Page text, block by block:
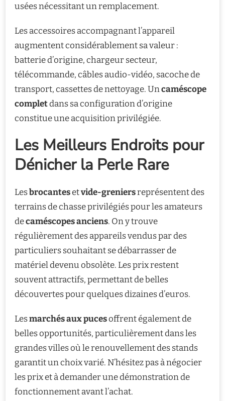
usées nécessitant un remplacement.
Les accessoires accompagnant l’appareil
augmentent considérablement sa valeur :
batterie d’origine, chargeur secteur,
télécommande, câbles audio-vidéo, sacoche de
transport, cassettes de nettoyage. Uncaméscope
completdans sa configuration d’origine
constitue une acquisition privilégiée.
Les Meilleurs Endroits pour
Dénicher la Perle Rare
Lesbrocantesetvide-greniersreprésentent des
terrains de chasse privilégiés pour les amateurs
decaméscopes anciens. On y trouve
régulièrement des appareils vendus par des
particuliers souhaitant se débarrasser de
matériel devenu obsolète. Les prix restent
souvent attractifs, permettant de belles
découvertes pour quelques dizaines d’euros.
Lesmarchés aux pucesoffrent également de
belles opportunités, particulièrement dans les
grandes villes où le renouvellement des stands
garantit un choix varié. N’hésitez pas à négocier
les prix et à demander une démonstration de
fonctionnement avant l’achat.